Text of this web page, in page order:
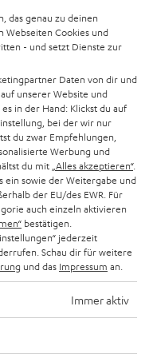
das genau zu deinen
Webseiten Cookies und
- und setzt Dienste zur
Daten von dir und
unserer Website und
in der Hand: Klickst du auf
bei der wir nur
du zwar Empfehlungen,
Werbung und
du mit „Alles akzeptieren“.
ein sowie der Weitergabe und
der EU/des EWR. Für
auch einzeln aktivieren
bestätigen.
jederzeit
Schau dir für weitere
und das Impressum an.
Immer aktiv